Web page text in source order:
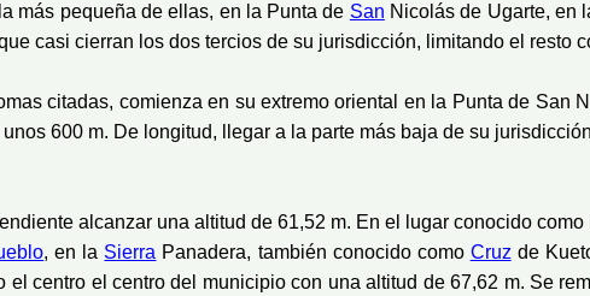
más pequeña de ellas, en la Punta de San Nicolás de Ugarte, en
casi cierran los dos tercios de su jurisdicción, limitando el resto
citadas, comienza en su extremo oriental en la Punta de San
600 m. De longitud, llegar a la parte más baja de su
alcanzar una altitud de 61,52 m. En el lugar conocido
, en la Sierra Panadera, también conocido como Cruz de
centro el centro del municipio con una altitud de 67,62 m. Se